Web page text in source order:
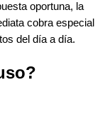
oportuna, la
cobra especial
del día a día.